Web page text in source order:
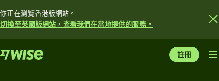
你正在瀏覽香港版網站。
切換至英國版網站，查看我們在當地提供的服務。
註冊